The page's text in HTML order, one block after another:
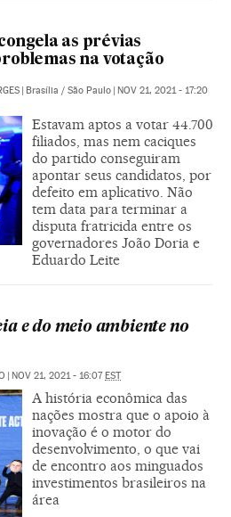
as prévias
na votação
| Brasília / São Paulo | NOV 21, 2021 - 17:20
Estavam aptos a votar 44.700
filiados, mas nem caciques
do partido conseguiram
apontar seus candidatos, por
defeito em aplicativo. Não
tem data para terminar a
disputa fratricida entre os
governadores João Doria e
Eduardo Leite
e do meio ambiente no
| NOV 21, 2021 - 16:07EST
A história econômica das
nações mostra que o apoio à
inovação é o motor do
desenvolvimento, o que vai
de encontro aos minguados
investimentos brasileiros na
área